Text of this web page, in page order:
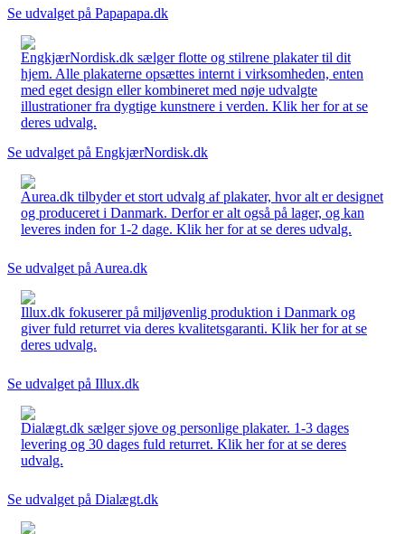
Se udvalget på Papapapa.dk
EngkjærNordisk.dk sælger flotte og stilrene plakater til dit
hjem. Alle plakaterne opsættes internt i virksomheden, enten
med eget design eller kombineret med nøje udvalgte
illustrationer fra dygtige kunstnere i verden. Klik her for at se
deres udvalg.
Se udvalget på EngkjærNordisk.dk
Aurea.dk tilbyder et stort udvalg af plakater, hvor alt er designet
og produceret i Danmark. Derfor er alt også på lager, og kan
leveres inden for 1-2 dage. Klik her for at se deres udvalg.
Se udvalget på Aurea.dk
Illux.dk fokuserer på miljøvenlig produktion i Danmark og
giver fuld returret via deres kvalitetsgaranti. Klik her for at se
deres udvalg.
Se udvalget på Illux.dk
Dialægt.dk sælger sjove og personlige plakater. 1-3 dages
levering og 30 dages fuld returret. Klik her for at se deres
udvalg.
Se udvalget på Dialægt.dk